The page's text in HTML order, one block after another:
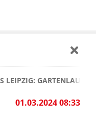
GARTENLAUBE
01.03.2024 08:33